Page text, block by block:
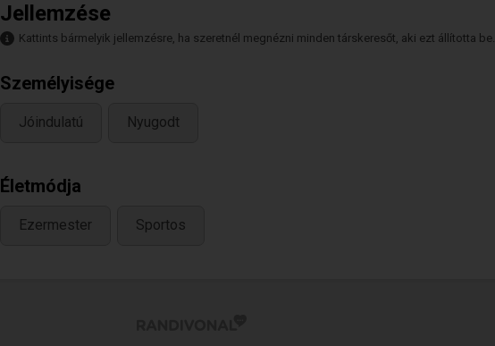
Jellemzése
Kattints bármelyik jellemzésre, ha szeretnél megnézni minden társkeresőt, aki ezt állította be.
Személyisége
Jóindulatú Nyugodt
Életmódja
Ezermester Sportos